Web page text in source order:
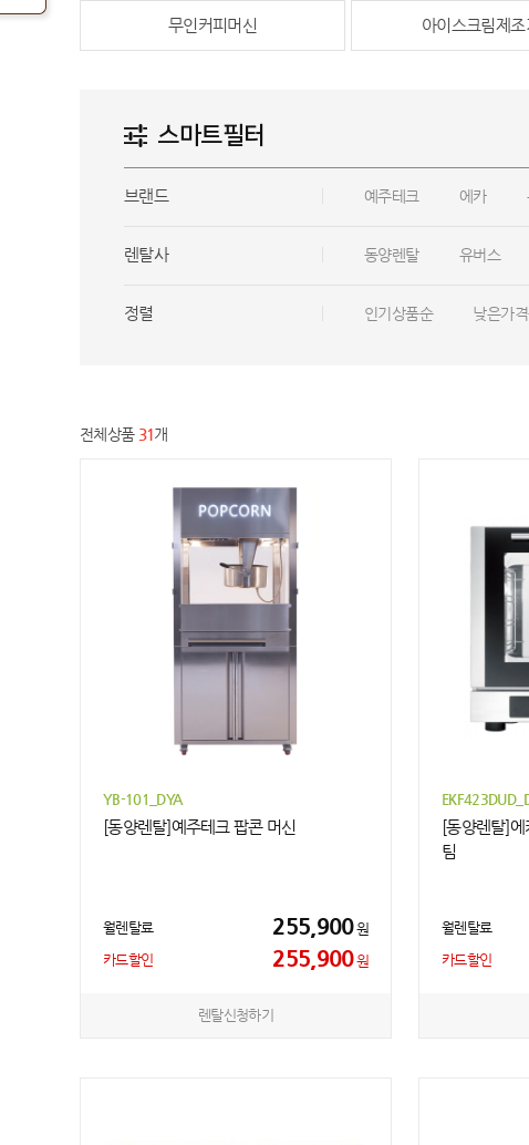
무인커피머신 아이스크림제조
스마트필터
브랜드 예주테크 에카
렌탈사 동양렌탈 유버스
정렬 인기상품순 낮은가
전체상품 31개
YB-101_DYA
[동양렌탈]예주테크 팝콘 머신
월렌탈료 255,900원
카드할인
255,900원
렌탈신청하기
[동양렌탈]
팀
월렌탈료
카드할인